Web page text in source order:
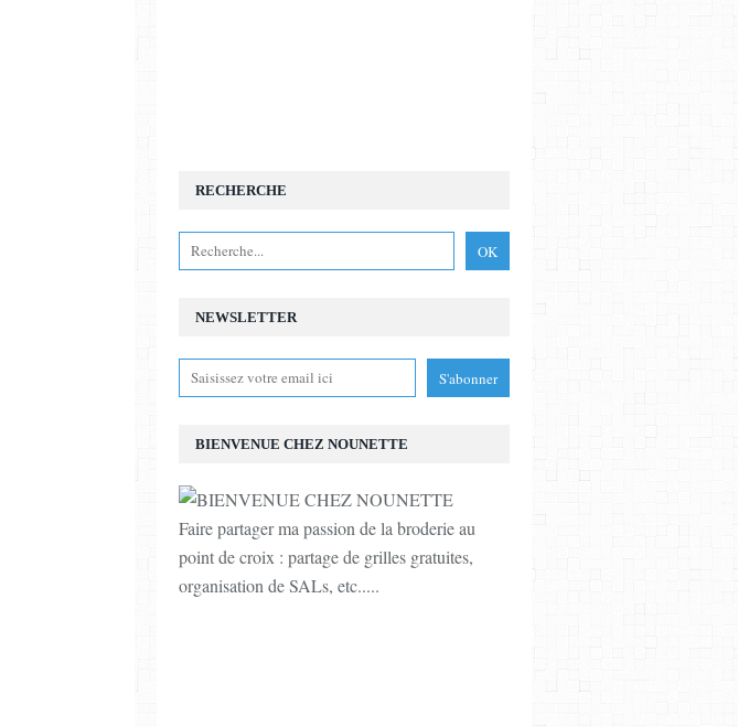
NEWSLETTER
RECHERCHE
BIENVENUE CHEZ NOUNETTE
Faire partager ma passion de la broderie au
point de croix : partage de grilles gratuites,
organisation de SALs, etc.....